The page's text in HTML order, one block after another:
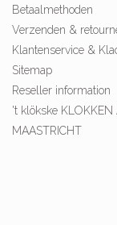
Betaalmethoden
Verzenden &
Klantenservice &
Sitemap
Reseller information
't klökske KLOKKEN
MAASTRICHT